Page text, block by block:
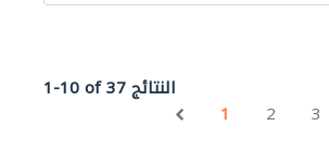
1-10 of 37 النتائج
1
2 3